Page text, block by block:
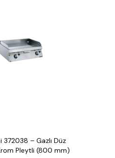
372038 – Gazlı Düz
Pleytli (800 mm)